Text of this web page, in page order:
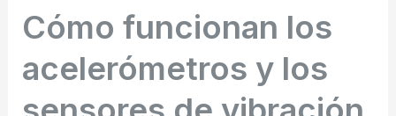
Cómo funcionan los
acelerómetros y los